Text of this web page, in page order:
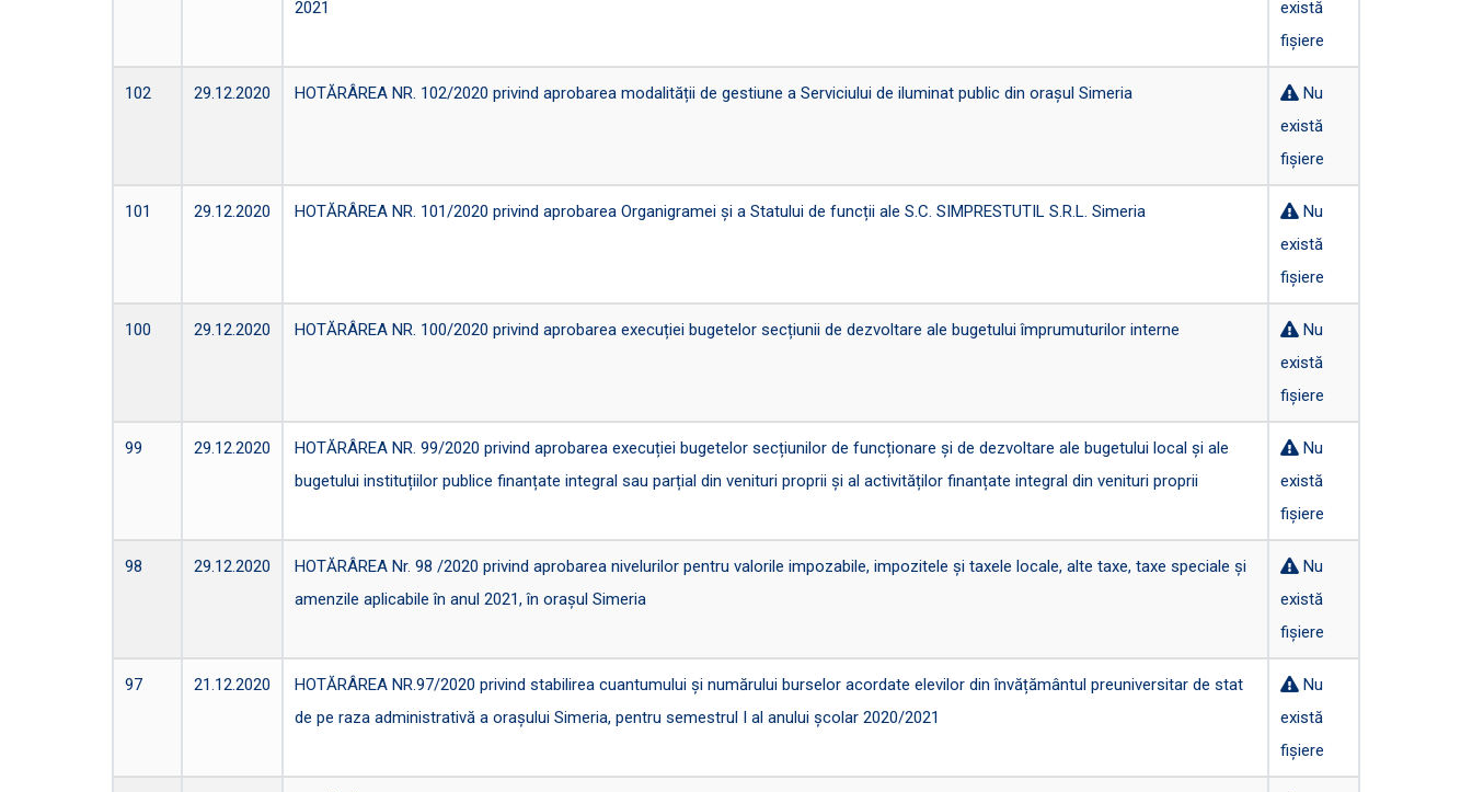
2021
există
fișiere
102 29.12.2020 HOTĂRÂREA NR. 102/2020 privind aprobarea modalității de gestiune a Serviciului de iluminat public din orașul Simeria
Nu
există
fișiere
101 29.12.2020 HOTĂRÂREA NR. 101/2020 privind aprobarea Organigramei și a Statului de funcții ale S.C. SIMPRESTUTIL S.R.L. Simeria
Nu
există
fișiere
100 29.12.2020 HOTĂRÂREA NR. 100/2020 privind aprobarea execuției bugetelor secțiunii de dezvoltare ale bugetului împrumuturilor interne
Nu
există
fișiere
99 29.12.2020
HOTĂRÂREA NR. 99/2020 privind aprobarea execuției bugetelor secțiunilor de funcționare și de dezvoltare ale bugetului local și ale
bugetului instituțiilor publice finanțate integral sau parțial din venituri proprii și al activităților finanțate integral din venituri proprii
Nu
există
fișiere
98 29.12.2020
HOTĂRÂREA Nr. 98 /2020 privind aprobarea nivelurilor pentru valorile impozabile, impozitele și taxele locale, alte taxe, taxe speciale și
amenzile aplicabile în anul 2021, în orașul Simeria
Nu
există
fișiere
97 21.12.2020
HOTĂRÂREA NR.97/2020 privind stabilirea cuantumului și numărului burselor acordate elevilor din învățământul preuniversitar de stat
de pe raza administrativă a orașului Simeria, pentru semestrul I al anului școlar 2020/2021
Nu
există
fișiere